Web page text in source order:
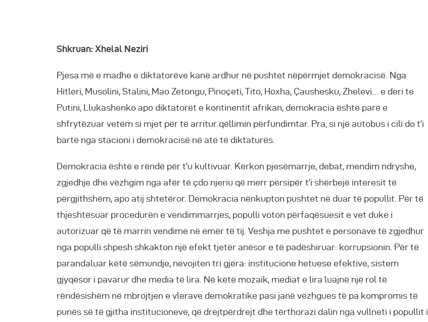
Shkruan: Xhelal Neziri
Pjesa më e madhe e diktatorëve kanë ardhur në pushtet nëpërmjet demokracisë. Nga
Hitleri, Musolini, Stalini, Mao Zetongu, Pinoçeti, Tito, Hoxha, Çaushesku, Zhelevi… e deri te
Putini, Llukashenko apo diktatorët e kontinentit afrikan, demokracia është parë e
shfrytëzuar vetëm si mjet për të arritur qëllimin përfundimtar. Pra, si një autobus i cili do t’i
bartë nga stacioni i demokracisë në atë të diktaturës.
Demokracia është e rëndë për t’u kultivuar. Kërkon pjesëmarrje, debat, mendim ndryshe,
zgjedhje dhe vëzhgim nga afër të çdo njeriu që merr përsipër t’i shërbejë interesit të
përgjithshëm, apo atij shtetëror. Demokracia nënkupton pushtet në duar të popullit. Për të
thjeshtësuar procedurën e vendimmarrjes, populli voton përfaqësuesit e vet duke i
autorizuar që të marrin vendime në emër të tij. Veshja me pushtet e personave të zgjedhur
nga populli shpesh shkakton një efekt tjetër anësor e të padëshiruar: korrupsionin. Për të
parandaluar këtë sëmundje, nevojiten tri gjëra: institucione hetuese efektive, sistem
gjyqësor i pavarur dhe media të lira. Në këtë mozaik, mediat e lira luajnë një rol të
rëndësishëm në mbrojtjen e vlerave demokratike pasi janë vëzhgues të pa kompromis të
punës së të gjitha institucioneve, që drejtpërdrejt dhe tërthorazi dalin nga vullneti i popullit i